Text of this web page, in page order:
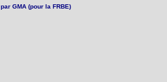
par GMA (pour la FRBE)